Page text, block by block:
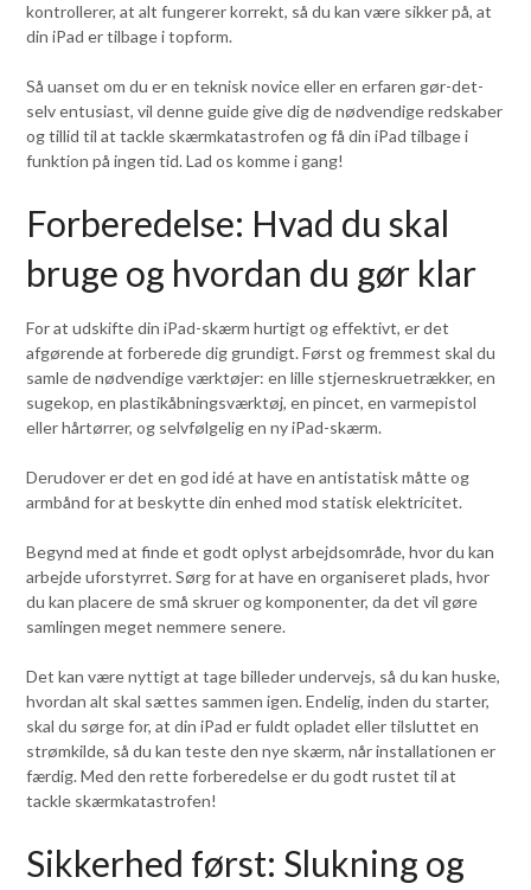
kontrollerer, at alt fungerer korrekt, så du kan være sikker på, at
din iPad er tilbage i topform.
Så uanset om du er en teknisk novice eller en erfaren gør-det-
selv entusiast, vil denne guide give dig de nødvendige redskaber
og tillid til at tackle skærmkatastrofen og få din iPad tilbage i
funktion på ingen tid. Lad os komme i gang!
Forberedelse: Hvad du skal
bruge og hvordan du gør klar
For at udskifte din iPad-skærm hurtigt og effektivt, er det
afgørende at forberede dig grundigt. Først og fremmest skal du
samle de nødvendige værktøjer: en lille stjerneskruetrækker, en
sugekop, en plastikåbningsværktøj, en pincet, en varmepistol
eller hårtørrer, og selvfølgelig en ny iPad-skærm.
Derudover er det en god idé at have en antistatisk måtte og
armbånd for at beskytte din enhed mod statisk elektricitet.
Begynd med at finde et godt oplyst arbejdsområde, hvor du kan
arbejde uforstyrret. Sørg for at have en organiseret plads, hvor
du kan placere de små skruer og komponenter, da det vil gøre
samlingen meget nemmere senere.
Det kan være nyttigt at tage billeder undervejs, så du kan huske,
hvordan alt skal sættes sammen igen. Endelig, inden du starter,
skal du sørge for, at din iPad er fuldt opladet eller tilsluttet en
strømkilde, så du kan teste den nye skærm, når installationen er
færdig. Med den rette forberedelse er du godt rustet til at
tackle skærmkatastrofen!
Sikkerhed først: Slukning og